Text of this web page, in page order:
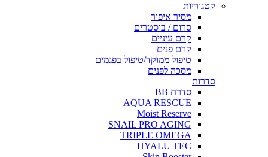
קטגוריות
מסיר איפור
סרום / בוסטרים
קרם עיניים
קרם פנים
טיפול ממוקד/טיפול בפגמים
מסכה לפנים
סדרות
סדרת BB
AQUA RESCUE
Moist Reserve
SNAIL PRO AGING
TRIPLE OMEGA
HYALU TEC